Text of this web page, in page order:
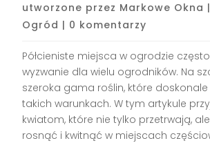
utworzone przez Markowe Okna |
Ogród | 0 komentarzy
Półcieniste miejsca w ogrodzie
wyzwanie dla wielu ogrodników. Na
szeroka gama roślin, które
takich warunkach. W tym artykule
kwiatom, które nie tylko przetrwają,
rosnąć i kwitnąć w miejscach